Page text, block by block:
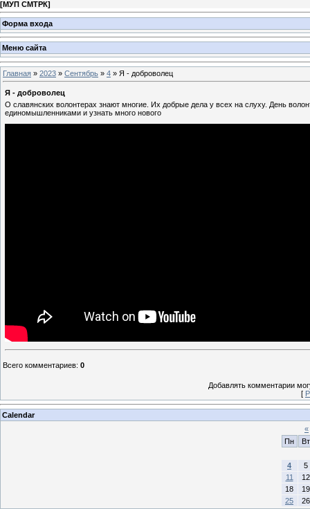
[МУП СМТРК]
Форма входа
Меню сайта
Главная » 2023 » Сентябрь » 4 » Я - доброволец
Я - доброволец
О славянских волонтерах знают многие. Их добрые дела у всех на слуху. День
единомышленниками и узнать много нового
Всего комментариев: 0
Добавлять комментарии
[
Calendar
«
Пн
Вт
4
5
11
12
18
19
25
26